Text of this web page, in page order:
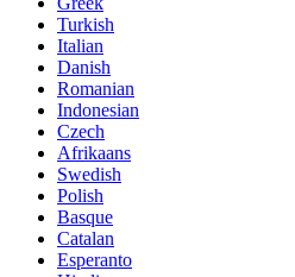
Turkish
Italian
Danish
Romanian
Indonesian
Czech
Afrikaans
Swedish
Polish
Basque
Catalan
Esperanto